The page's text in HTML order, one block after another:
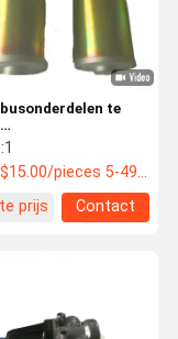
Fabrieksreis
Vraag Een
Offerte Aan
te
Pomp
H 24V Φ38 8101-
1
$15.00/pieces 5-49 pieces
prijs
Contact